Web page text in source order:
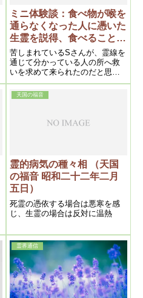
ミニ体験談：食べ物が喉を
通らなくなった人に憑いた
生霊を説得、食べることが
できるようになる。
苦しまれているSさんが、霊線を
通じて分かっている人の所へ救
いを求めて来られたのだと思う
と話されていました。
天国の福音
霊的病気の種々相 （天国
の福音 昭和二十二年二月
五日）
死霊の憑依する場合は悪寒を感
じ、生霊の場合は反対に温熱
霊界通信